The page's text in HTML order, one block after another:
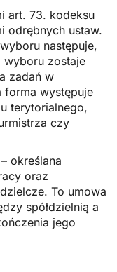
art. 73. kodeksu
odrębnych ustaw.
następuje,
wyboru zostaje
zadań w
forma występuje
terytorialnego,
czy
– określana
oraz
To umowa
spółdzielnią a
jego